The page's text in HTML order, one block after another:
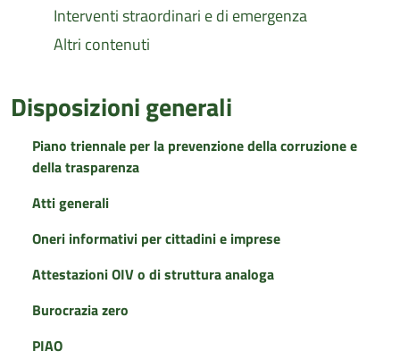
Interventi straordinari e di emergenza
Altri contenuti
Disposizioni generali
Piano triennale per la prevenzione della corruzione e
della trasparenza
Atti generali
Oneri informativi per cittadini e imprese
Attestazioni OIV o di struttura analoga
Burocrazia zero
PIAO